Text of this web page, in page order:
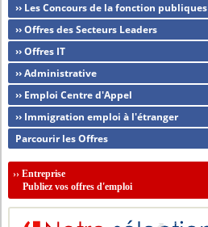
›› Les Concours de la fonction publiques
›› Offres des Secteurs Leaders
›› Offres IT
›› Administrative
›› Emploi Centre d'Appel
›› Immigration emploi à l'étranger
Parcourir les Offres
››Entreprise
Publiez vos offres d'emploi